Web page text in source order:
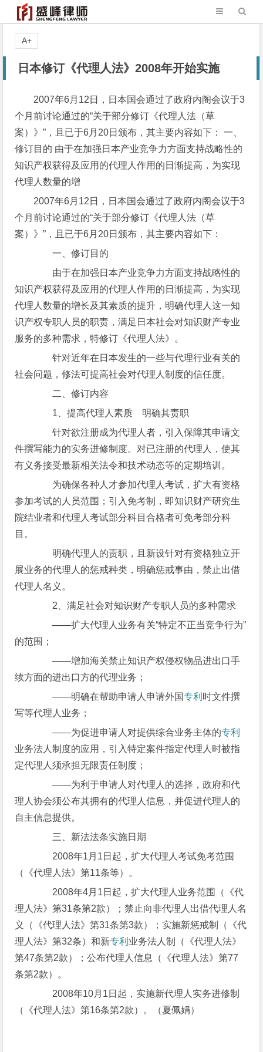
日本修订《代理人法》2008年开始实施
2007年6月12日，日本国会通过了政府内阁会议于3
个月前讨论通过的“关于部分修订《代理人法（草
案）》”，且已于6月20日颁布，其主要内容如下： 一、
修订目的 由于在加强日本产业竞争力方面支持战略性的
知识产权获得及应用的代理人作用的日渐提高，为实现
代理人数量的增
2007年6月12日，日本国会通过了政府内阁会议于3
个月前讨论通过的“关于部分修订《代理人法（草
案）》”，且已于6月20日颁布，其主要内容如下：
一、修订目的
由于在加强日本产业竞争力方面支持战略性的
知识产权获得及应用的代理人作用的日渐提高，为实现
代理人数量的增长及其素质的提升，明确代理人这一知
识产权专职人员的职责，满足日本社会对知识财产专业
服务的多种需求，特修订《代理人法》。
针对近年在日本发生的一些与代理行业有关的
社会问题，修法可提高社会对代理人制度的信任度。
二、修订内容
1、提高代理人素质 明确其责职
针对欲注册成为代理人者，引入保障其申请文
件撰写能力的实务进修制度。对已注册的代理人，使其
有义务接受最新相关法令和技术动态等的定期培训。
为确保各种人才参加代理人考试，扩大有资格
参加考试的人员范围；引入免考制，即知识财产研究生
院结业者和代理人考试部分科目合格者可免考部分科
目。
明确代理人的责职，且新设针对有资格独立开
展业务的代理人的惩戒种类，明确惩戒事由，禁止出借
代理人名义。
2、满足社会对知识财产专职人员的多种需求
——扩大代理人业务有关“特定不正当竞争行为”
的范围；
——增加海关禁止知识产权侵权物品进出口手
续方面的进出口方的代理业务；
——明确在帮助申请人申请外国专利 时文件撰
写等代理人业务；
——为促进申请人对提供综合业务主体的专利
业务法人制度的应用，引入特定案件指定代理人时被指
定代理人须承担无限责任制度；
——为利于申请人对代理人的选择，政府和代
理人协会须公布其拥有的代理人信息，并促进代理人的
自主信息提供。
三、新法法条实施日期
2008年1月1日起，扩大代理人考试免考范围
（《代理人法》第11条等）。
2008年4月1日起，扩大代理人业务范围（《代
理人法》第31条第2款）；禁止向非代理人出借代理人名
义（《代理人法》第31条第3款）；实施新惩戒制（《代
理人法》第32条）和新专利 业务法人制（《代理人法》
第47条第2款）；公布代理人信息（《代理人法》第77
条第2款）。
2008年10月1日起，实施新代理人实务进修制
（《代理人法》第16条第2款）。（夏佩娟）
A+